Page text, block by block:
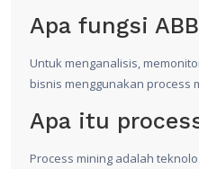
Apa fungsi
Untuk menganalisis,
bisnis menggunakan process
Apa itu
Process mining adalah